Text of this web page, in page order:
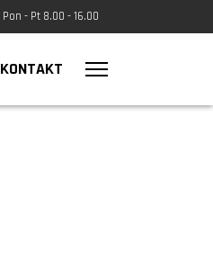
Pon - Pt 8.00 - 16.00
KONTAKT